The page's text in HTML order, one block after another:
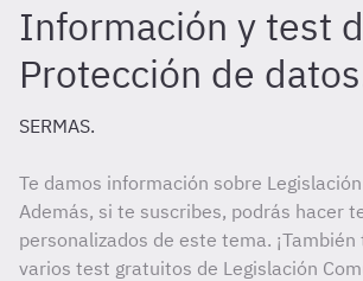
Información y test
Protección de
SERMAS.
Te damos información sobre Legislación
Además, si te suscribes, podrás hacer
personalizados de este tema.
varios test gratuitos de Legislación